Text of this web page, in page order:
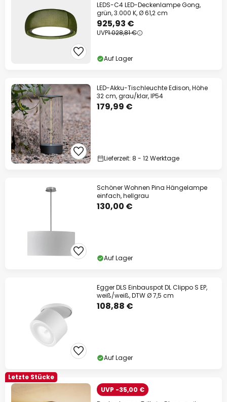
LEDS-C4 LED-Deckenlampe Gong,
grün, 3.000 K, Ø 61,2 cm
925,93 €
UVP1.028,81 €
Auf Lager
LED-Akku-Tischleuchte Edison, Höhe
32 cm, grau/klar, IP54
179,99 €
Lieferzeit: 8 - 12 Werktage
Schöner Wohnen Pina Hängelampe
einfach, hellgrau
130,00 €
Auf Lager
Egger DLS Einbauspot DL Clippo S EP,
weiß/weiß, DTW Ø 7,5 cm
108,88 €
Auf Lager
Letzte Stücke
UVP -35,00 €